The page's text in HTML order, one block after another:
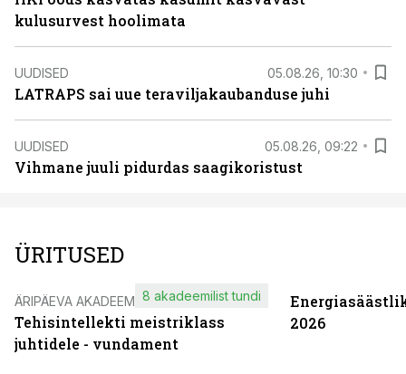
kulusurvest hoolimata
UUDISED 05.08.26, 10:30
LATRAPS sai uue teraviljakaubanduse juhi
UUDISED 05.08.26, 09:22
Vihmane juuli pidurdas saagikoristust
ÜRITUSED
ÄRIPÄEVA AKADEEMIA
Tehisintellekti meistriklass
juhtidele - vundament
8 akadeemilist tundi
2026